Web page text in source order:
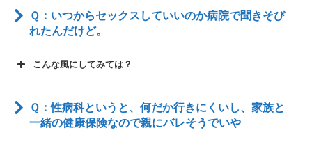
ブヘルスケア株式会社）
Ｑ：いつからセックスしていいのか病院で聞きそび
れたんだけど。
こんな風にしてみては？
Ｑ：性病科というと、何だか行きにくいし、家族と
一緒の健康保険なので親にバレそうでいや